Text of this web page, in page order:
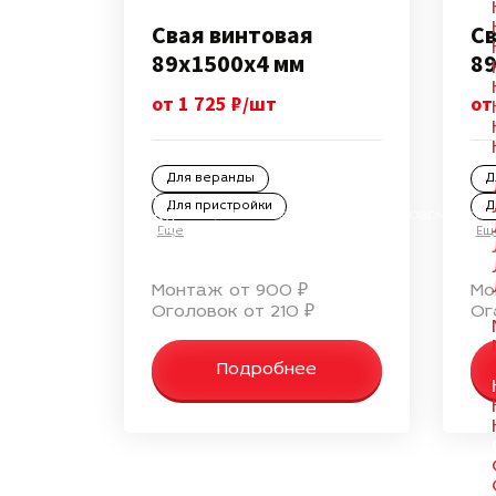
Винтовые сваи в Красноармейске
Свая винтовая
89х1500х4 мм
от 1 725 ₽/шт
Для веранды
Для пристройки
Еще
Монтаж от 900 ₽
Оголовок от 210 ₽
Подробнее